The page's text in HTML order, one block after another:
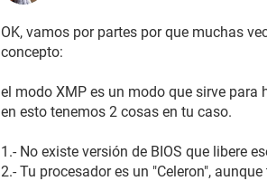
OK, vamos por partes por que muchas
concepto:
el modo XMP es un modo que sirve para
en esto tenemos 2 cosas en tu caso.
1.- No existe versión de BIOS que libere
2.- Tu procesador es un "Celeron",